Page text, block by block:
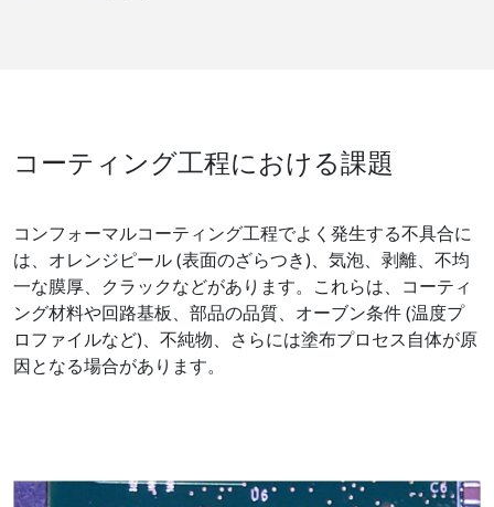
コーティング工程における課題
コンフォーマルコーティング工程でよく発生する不具合に
は、オレンジピール (表面のざらつき)、気泡、剥離、不均
一な膜厚、クラックなどがあります。これらは、コーティ
ング材料や回路基板、部品の品質、オーブン条件 (温度プ
ロファイルなど)、不純物、さらには塗布プロセス自体が原
因となる場合があります。